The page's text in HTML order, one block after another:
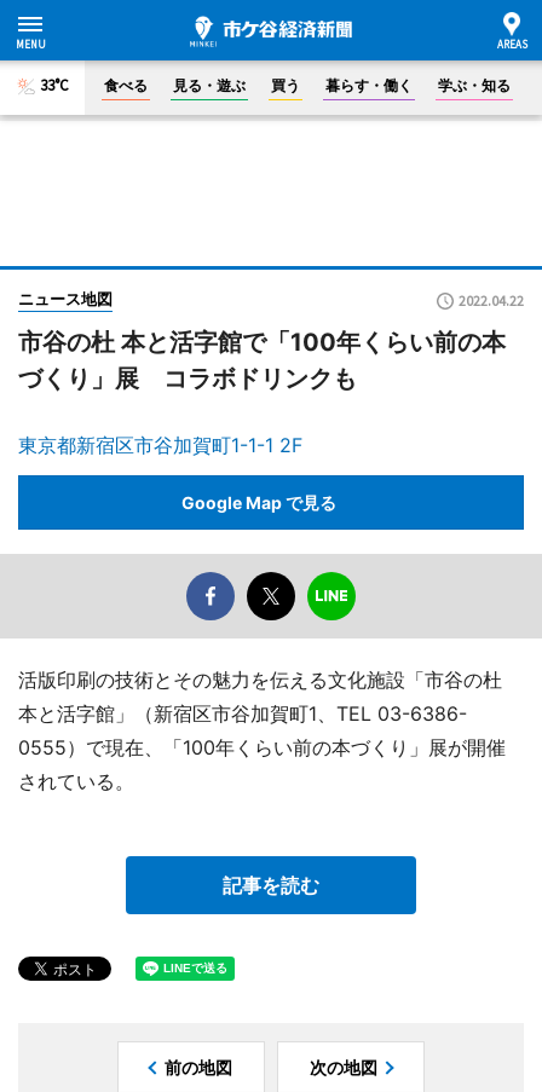
33°C 食べる 見る・遊ぶ 買う 暮らす・働く 学ぶ・知る
ニュース地図 2022.04.22
市谷の杜 本と活字館で「100年くらい前の本
づくり」展 コラボドリンクも
東京都新宿区市谷加賀町1-1-1 2F
Google Map で見る
活版印刷の技術とその魅力を伝える文化施設「市谷の杜
本と活字館」（新宿区市谷加賀町1、TEL 03-6386-
0555）で現在、「100年くらい前の本づくり」展が開催
されている。
記事を読む
前の地図 次の地図